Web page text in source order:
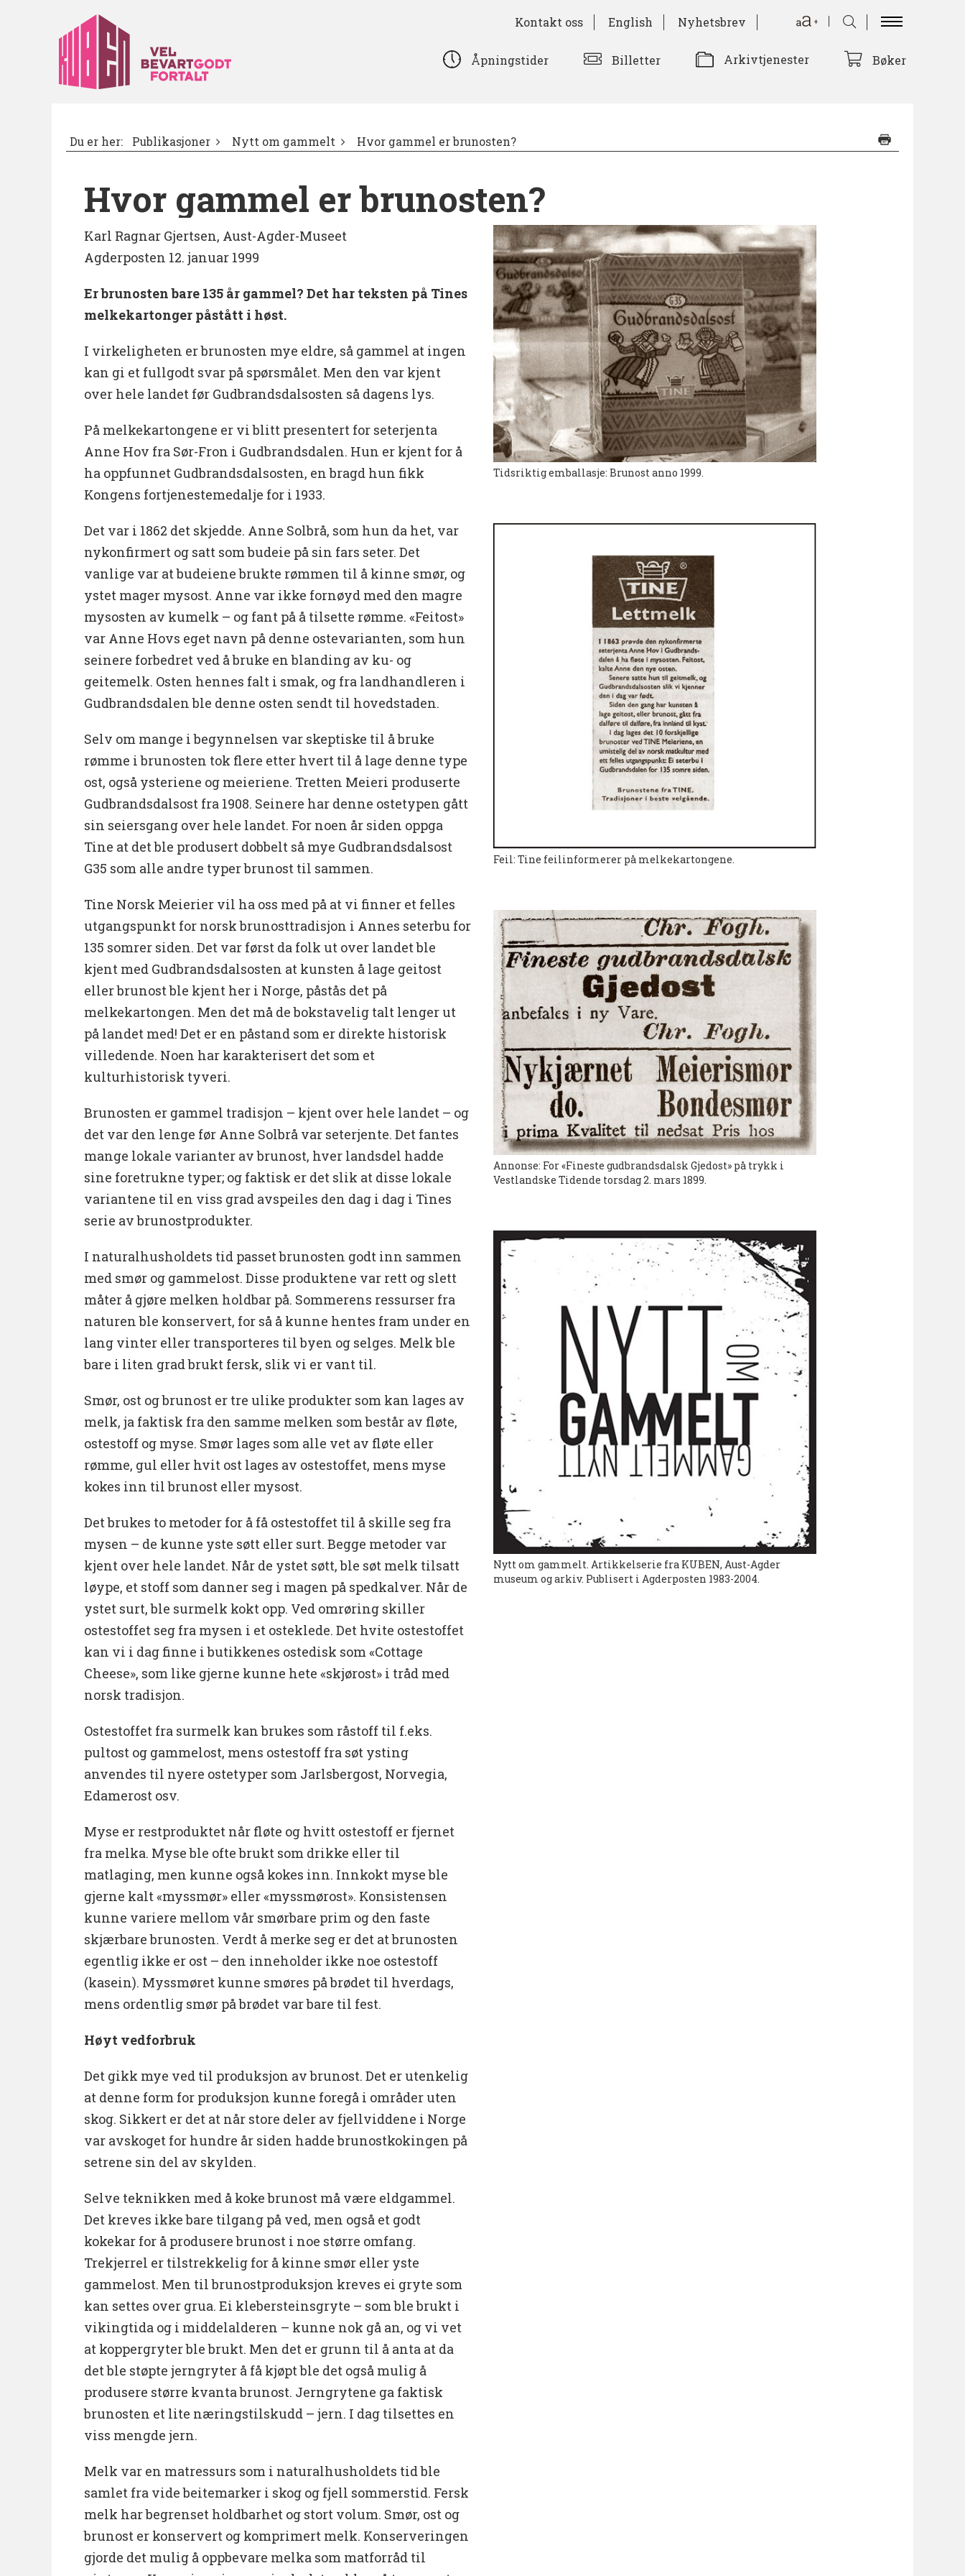
Kontakt oss English Nyhetsbrev
Åpningstider Billetter Arkivtjenester Bøker
Du er her: Publikasjoner Nytt om gammelt Hvor gammel er brunosten?
Hvor gammel er brunosten?
Karl Ragnar Gjertsen, Aust-Agder-Museet
Agderposten 12. januar 1999
Er brunosten bare 135 år gammel? Det har teksten på Tines
melkekartonger påstått i høst.
I virkeligheten er brunosten mye eldre, så gammel at ingen
kan gi et fullgodt svar på spørsmålet. Men den var kjent
over hele landet før Gudbrandsdalsosten så dagens lys.
På melkekartongene er vi blitt presentert for seterjenta
Anne Hov fra Sør-Fron i Gudbrandsdalen. Hun er kjent for å
ha oppfunnet Gudbrandsdalsosten, en bragd hun fikk
Kongens fortjenestemedalje for i 1933.
Det var i 1862 det skjedde. Anne Solbrå, som hun da het, var
nykonfirmert og satt som budeie på sin fars seter. Det
vanlige var at budeiene brukte rømmen til å kinne smør, og
ystet mager mysost. Anne var ikke fornøyd med den magre
mysosten av kumelk – og fant på å tilsette rømme. «Feitost»
var Anne Hovs eget navn på denne ostevarianten, som hun
seinere forbedret ved å bruke en blanding av ku- og
geitemelk. Osten hennes falt i smak, og fra landhandleren i
Gudbrandsdalen ble denne osten sendt til hovedstaden.
Selv om mange i begynnelsen var skeptiske til å bruke
rømme i brunosten tok flere etter hvert til å lage denne type
ost, også ysteriene og meieriene. Tretten Meieri produserte
Gudbrandsdalsost fra 1908. Seinere har denne ostetypen gått
sin seiersgang over hele landet. For noen år siden oppga
Tine at det ble produsert dobbelt så mye Gudbrandsdalsost
G35 som alle andre typer brunost til sammen.
Tine Norsk Meierier vil ha oss med på at vi finner et felles
utgangspunkt for norsk brunosttradisjon i Annes seterbu for
135 somrer siden. Det var først da folk ut over landet ble
kjent med Gudbrandsdalsosten at kunsten å lage geitost
eller brunost ble kjent her i Norge, påstås det på
melkekartongen. Men det må de bokstavelig talt lenger ut
på landet med! Det er en påstand som er direkte historisk
villedende. Noen har karakterisert det som et
kulturhistorisk tyveri.
Brunosten er gammel tradisjon – kjent over hele landet – og
det var den lenge før Anne Solbrå var seterjente. Det fantes
mange lokale varianter av brunost, hver landsdel hadde
sine foretrukne typer; og faktisk er det slik at disse lokale
variantene til en viss grad avspeiles den dag i dag i Tines
serie av brunostprodukter.
I naturalhusholdets tid passet brunosten godt inn sammen
med smør og gammelost. Disse produktene var rett og slett
måter å gjøre melken holdbar på. Sommerens ressurser fra
naturen ble konservert, for så å kunne hentes fram under en
lang vinter eller transporteres til byen og selges. Melk ble
bare i liten grad brukt fersk, slik vi er vant til.
Smør, ost og brunost er tre ulike produkter som kan lages av
melk, ja faktisk fra den samme melken som består av fløte,
ostestoff og myse. Smør lages som alle vet av fløte eller
rømme, gul eller hvit ost lages av ostestoffet, mens myse
kokes inn til brunost eller mysost.
Det brukes to metoder for å få ostestoffet til å skille seg fra
mysen – de kunne yste søtt eller surt. Begge metoder var
kjent over hele landet. Når de ystet søtt, ble søt melk tilsatt
løype, et stoff som danner seg i magen på spedkalver. Når de
ystet surt, ble surmelk kokt opp. Ved omrøring skiller
ostestoffet seg fra mysen i et osteklede. Det hvite ostestoffet
kan vi i dag finne i butikkenes ostedisk som «Cottage
Cheese», som like gjerne kunne hete «skjørost» i tråd med
norsk tradisjon.
Ostestoffet fra surmelk kan brukes som råstoff til f.eks.
pultost og gammelost, mens ostestoff fra søt ysting
anvendes til nyere ostetyper som Jarlsbergost, Norvegia,
Edamerost osv.
Myse er restproduktet når fløte og hvitt ostestoff er fjernet
fra melka. Myse ble ofte brukt som drikke eller til
matlaging, men kunne også kokes inn. Innkokt myse ble
gjerne kalt «myssmør» eller «myssmørost». Konsistensen
kunne variere mellom vår smørbare prim og den faste
skjærbare brunosten. Verdt å merke seg er det at brunosten
egentlig ikke er ost – den inneholder ikke noe ostestoff
(kasein). Myssmøret kunne smøres på brødet til hverdags,
mens ordentlig smør på brødet var bare til fest.
Høyt vedforbruk
Det gikk mye ved til produksjon av brunost. Det er utenkelig
at denne form for produksjon kunne foregå i områder uten
skog. Sikkert er det at når store deler av fjellviddene i Norge
var avskoget for hundre år siden hadde brunostkokingen på
setrene sin del av skylden.
Selve teknikken med å koke brunost må være eldgammel.
Det kreves ikke bare tilgang på ved, men også et godt
kokekar for å produsere brunost i noe større omfang.
Trekjerrel er tilstrekkelig for å kinne smør eller yste
gammelost. Men til brunostproduksjon kreves ei gryte som
kan settes over grua. Ei klebersteinsgryte – som ble brukt i
vikingtida og i middelalderen – kunne nok gå an, og vi vet
at koppergryter ble brukt. Men det er grunn til å anta at da
det ble støpte jerngryter å få kjøpt ble det også mulig å
produsere større kvanta brunost. Jerngrytene ga faktisk
brunosten et lite næringstilskudd – jern. I dag tilsettes en
viss mengde jern.
Melk var en matressurs som i naturalhusholdets tid ble
samlet fra vide beitemarker i skog og fjell sommerstid. Fersk
melk har begrenset holdbarhet og stort volum. Smør, ost og
brunost er konservert og komprimert melk. Konserveringen
gjorde det mulig å oppbevare melka som matforråd til
Tidsriktig emballasje: Brunost anno 1999.
Feil: Tine feilinformerer på melkekartongene.
Annonse: For «Fineste gudbrandsdalsk Gjedost» på trykk i
Vestlandske Tidende torsdag 2. mars 1899.
Nytt om gammelt. Artikkelserie fra KUBEN, Aust-Agder
museum og arkiv. Publisert i Agderposten 1983-2004.